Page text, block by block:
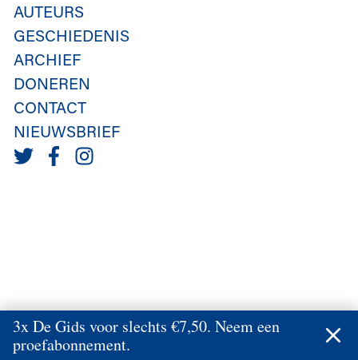
AUTEURS
GESCHIEDENIS
ARCHIEF
DONEREN
CONTACT
NIEUWSBRIEF
3x De Gids voor slechts €7,50. Neem een
proefabonnement.